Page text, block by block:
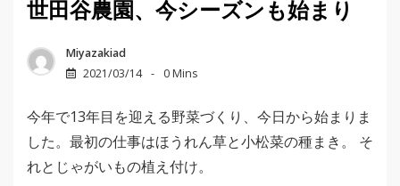
世田谷農園、今シーズンも始まり
Miyazakiad
2021/03/14
0 Mins
今年で13年目を迎える野菜づくり、今日から始まりま
した。最初の仕事はほうれん草と小松菜の種まき。 そ
れとじゃがいもの植え付け。